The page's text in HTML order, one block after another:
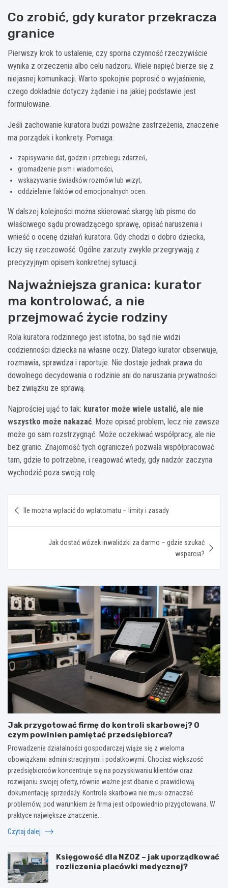
Co zrobić, gdy kurator przekracza
granice
Pierwszy krok to ustalenie, czy sporna czynność rzeczywiście
wynika z orzeczenia albo celu nadzoru. Wiele napięć bierze się z
niejasnej komunikacji. Warto spokojnie poprosić o wyjaśnienie,
czego dokładnie dotyczy żądanie i na jakiej podstawie jest
formułowane.
Jeśli zachowanie kuratora budzi poważne zastrzeżenia, znaczenie
ma porządek i konkrety. Pomaga:
zapisywanie dat, godzin i przebiegu zdarzeń,
gromadzenie pism i wiadomości,
wskazywanie świadków rozmów lub wizyt,
oddzielanie faktów od emocjonalnych ocen.
W dalszej kolejności można skierować skargę lub pismo do
właściwego sądu prowadzącego sprawę, opisać naruszenia i
wnieść o ocenę działań kuratora. Gdy chodzi o dobro dziecka,
liczy się rzeczowość. Ogólne zarzuty zwykle przegrywają z
precyzyjnym opisem konkretnej sytuacji.
Najważniejsza granica: kurator
ma kontrolować, a nie
przejmować życie rodziny
Rola kuratora rodzinnego jest istotna, bo sąd nie widzi
codzienności dziecka na własne oczy. Dlatego kurator obserwuje,
rozmawia, sprawdza i raportuje. Nie dostaje jednak prawa do
dowolnego decydowania o rodzinie ani do naruszania prywatności
bez związku ze sprawą.
Najprościej ująć to tak: kurator może wiele ustalić, ale nie
wszystko może nakazać. Może opisać problem, lecz nie zawsze
może go sam rozstrzygnąć. Może oczekiwać współpracy, ale nie
bez granic. Znajomość tych ograniczeń pozwala współpracować
tam, gdzie to potrzebne, i reagować wtedy, gdy nadzór zaczyna
wychodzić poza swoją rolę.
wpisu
Ile można wpłacić do wpłatomatu – limity i zasady
Jak dostać wózek inwalidzki za darmo – gdzie szukać
wsparcia?
Jak przygotować firmę do kontroli skarbowej? O
czym powinien pamiętać przedsiębiorca?
Prowadzenie działalności gospodarczej wiąże się z wieloma
obowiązkami administracyjnymi i podatkowymi. Chociaż większość
przedsiębiorców koncentruje się na pozyskiwaniu klientów oraz
rozwijaniu swojej oferty, równie ważne jest dbanie o prawidłową
dokumentację sprzedaży. Kontrola skarbowa nie musi oznaczać
problemów, pod warunkiem że firma jest odpowiednio przygotowana. W
praktyce największe znaczenie…
Czytaj dalej
Księgowość dla NZOZ – jak uporządkować
rozliczenia placówki medycznej?